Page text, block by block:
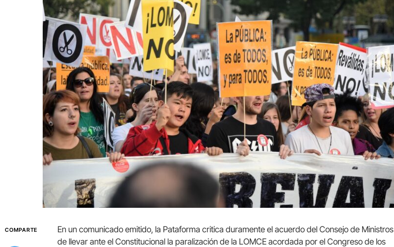
COMPARTE
En un comunicado emitido, la Pataforma critica duramente el acuerdo del Consejo de Ministros
de llevar ante el Constitucional la paralización de la LOMCE acordada por el Congreso de los